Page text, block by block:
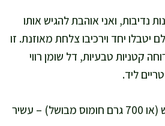
מספיק לכ-4 מנות נדיבות, ואני אוהבת להגיש אותו
יטבלו יחד וירכיבו צלחת מאוזנת. זו
קטניות טבעיות, דל שומן רווי
ליד.
300 גרם חומוס יבש (או 700 גרם חומוס מבושל) – עשיר